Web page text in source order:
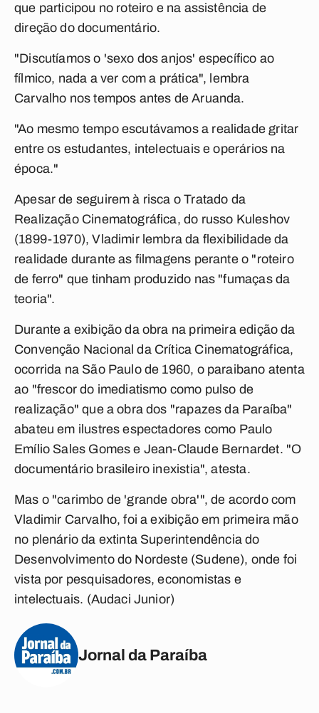
que participou no roteiro e na assistência de
direção do documentário.
"Discutíamos o 'sexo dos anjos' específico ao
fílmico, nada a ver com a prática", lembra
Carvalho nos tempos antes de Aruanda.
"Ao mesmo tempo escutávamos a realidade gritar
entre os estudantes, intelectuais e operários na
época."
Apesar de seguirem à risca o Tratado da
Realização Cinematográfica, do russo Kuleshov
(1899-1970), Vladimir lembra da flexibilidade da
realidade durante as filmagens perante o "roteiro
de ferro" que tinham produzido nas "fumaças da
teoria".
Durante a exibição da obra na primeira edição da
Convenção Nacional da Crítica Cinematográfica,
ocorrida na São Paulo de 1960, o paraibano atenta
ao "frescor do imediatismo como pulso de
realização" que a obra dos "rapazes da Paraíba"
abateu em ilustres espectadores como Paulo
Emílio Sales Gomes e Jean-Claude Bernardet. "O
documentário brasileiro inexistia", atesta.
Mas o "carimbo de 'grande obra'", de acordo com
Vladimir Carvalho, foi a exibição em primeira mão
no plenário da extinta Superintendência do
Desenvolvimento do Nordeste (Sudene), onde foi
vista por pesquisadores, economistas e
intelectuais. (Audaci Junior)
Jornal da Paraíba